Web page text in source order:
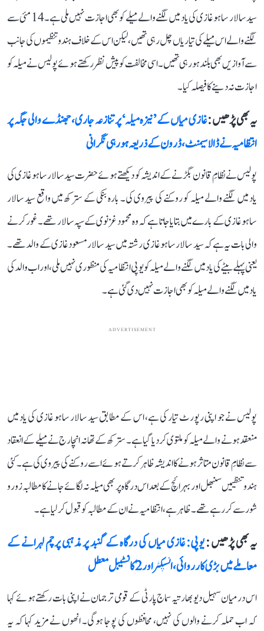
سید سالار ساہو غازی کی یاد میں لگنے والے میلے کو بھی اجازت نہیں ملی ہے۔ 14 مئی سے
لگنے والے اس میلے کی تیاریاں چل رہی تھیں، لیکن اس کے خلاف ہندو تنظیموں کی جانب
سے آوازیں بھی بلند ہو رہی تھیں۔ اسی مخالفت کو پیش نظر رکھتے ہوئے پولیس نے میلہ کو
اجازت نہ دینے کا فیصلہ کیا۔
یہ بھی پڑھیں :غازی میاں کے ’نیزہ میلہ‘ پر تنازعہ جاری، جھنڈے والی جگہ پر
انتظامیہ نے ڈالا سیمنٹ، ڈرون کے ذریعہ ہو رہی نگرانی
پولیس نے نظامِ قانون بگڑنے کے اندیشہ کو دیکھتے ہوئے حضرت سید سالار ساہو غازی کی
یاد میں لگنے والے میلہ کو روکنے کی پیروی کی۔ بارہ بنکی کے سترکھ میں واقع سید سالار
ساہو غازی کے بارے میں بتایا جاتا ہے کہ وہ محمود غزنوی کے سپہ سالار تھے۔ غور کرنے
والی بات یہ ہے کہ سید سالار ساہو غازی رشتہ میں سید سالار مسعود غازی کے والد تھے۔
یعنی پہلے بیٹے کی یاد میں لگنے والے میلہ کو یوپی انتظامیہ کی منظوری نہیں ملی، اور اب والد کی
یاد میں لگنے والے میلہ کو بھی اجازت نہیں دی گئی ہے۔
ADVERTISEMENT
پولیس نے جو اپنی رپورٹ تیار کی ہے، اس کے مطابق سید سالار ساہو غازی کی یاد میں
منعقد ہونے والے میلہ کو ملتوی کر دیا گیا ہے۔ سترکھ کے تھانہ انچارج نے میلے کے انعقاد
سے نظامِ قانون متاثر ہونے کا اندیشہ ظاہر کرتے ہوئے اسے روکنے کی پیروی کی ہے۔ کئی
ہندو تنظیمیں سنبھل اور بہرائچ کے بعد اس درگاہ پر بھی میلہ نہ لگائے جانے کا مطالبہ زور و
شور سے کر رہے تھے۔ ظاہر ہے، انتظامیہ نے ان کے مطالبہ کو قبول کر لیا ہے۔
یہ بھی پڑھیں :یوپی: غازی میاں کی درگاہ کے گنبد پر مذہبی پرچم لہرانے کے
معاملے میں بڑی کارروائی، انسپکٹر اور 2 کانسٹیبل معطل
اس درمیان سہیل دیو بھارتیہ سماج پارٹی کے قومی ترجمان نے اپنی بات رکھتے ہوئے کہا
کہ اب حملہ کرنے والوں کی نہیں، محافظوں کی پوجا ہوگی۔ انھوں نے مزید کہا کہ یہ